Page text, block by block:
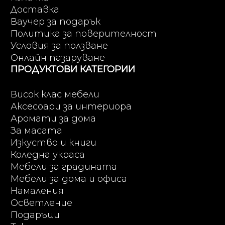
Доставка
Ваучер за подарък
Политика за поверителност
Условия за ползване
Онлайн пазаруване
ПРОДУКТОВИ КАТЕГОРИИ
Висок клас мебели
Аксесоари за интериора
Аромати за дома
За масата
Изкуство и книги
Коледна украса
Мебели за градината
Мебели за дома и офиса
Намаления
Осветление
Подаръци